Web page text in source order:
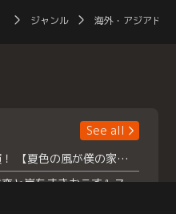
ジャンル 海外・アジアドラ
See all
浮所飛貴主演！ 【夏色の風が僕の家にやってきた】 本日よりテラサで独占配信スタート！
『夏色の雲が恋と嵐をまきおこす』スペシャルメイキング 【Part1】2026年７月18日（土）23時30分～配信スタート！話題のシーンの裏側を大公開！豪華キャスト大集合！ 『武宮家 真夏の家族会議』開催！